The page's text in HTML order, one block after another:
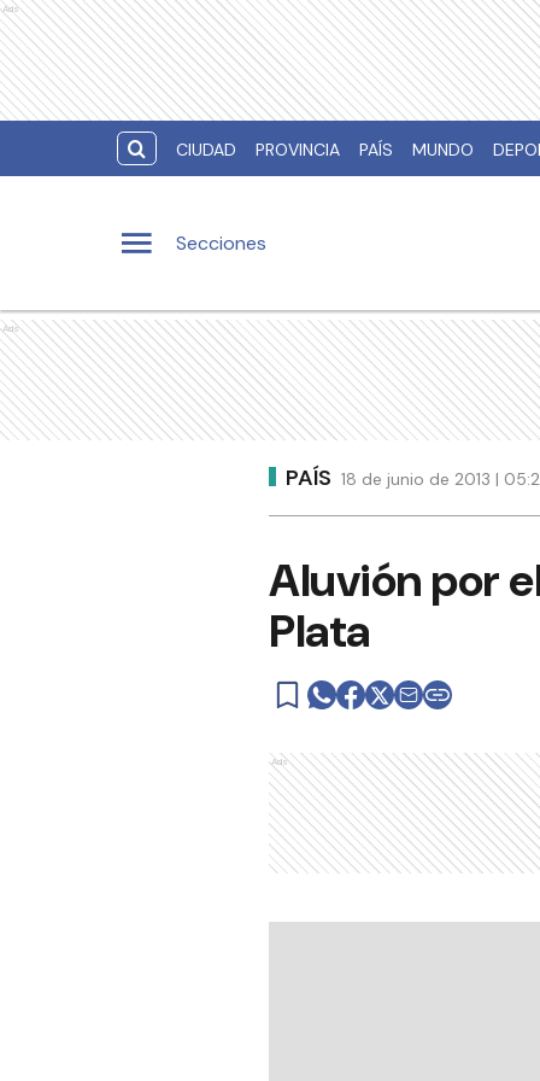
Ads
CIUDAD PROVINCIA PAÍS MUNDO
Secciones
Ads
PAÍS 18 de junio de 2013 |
Aluvión por
Plata
Ads